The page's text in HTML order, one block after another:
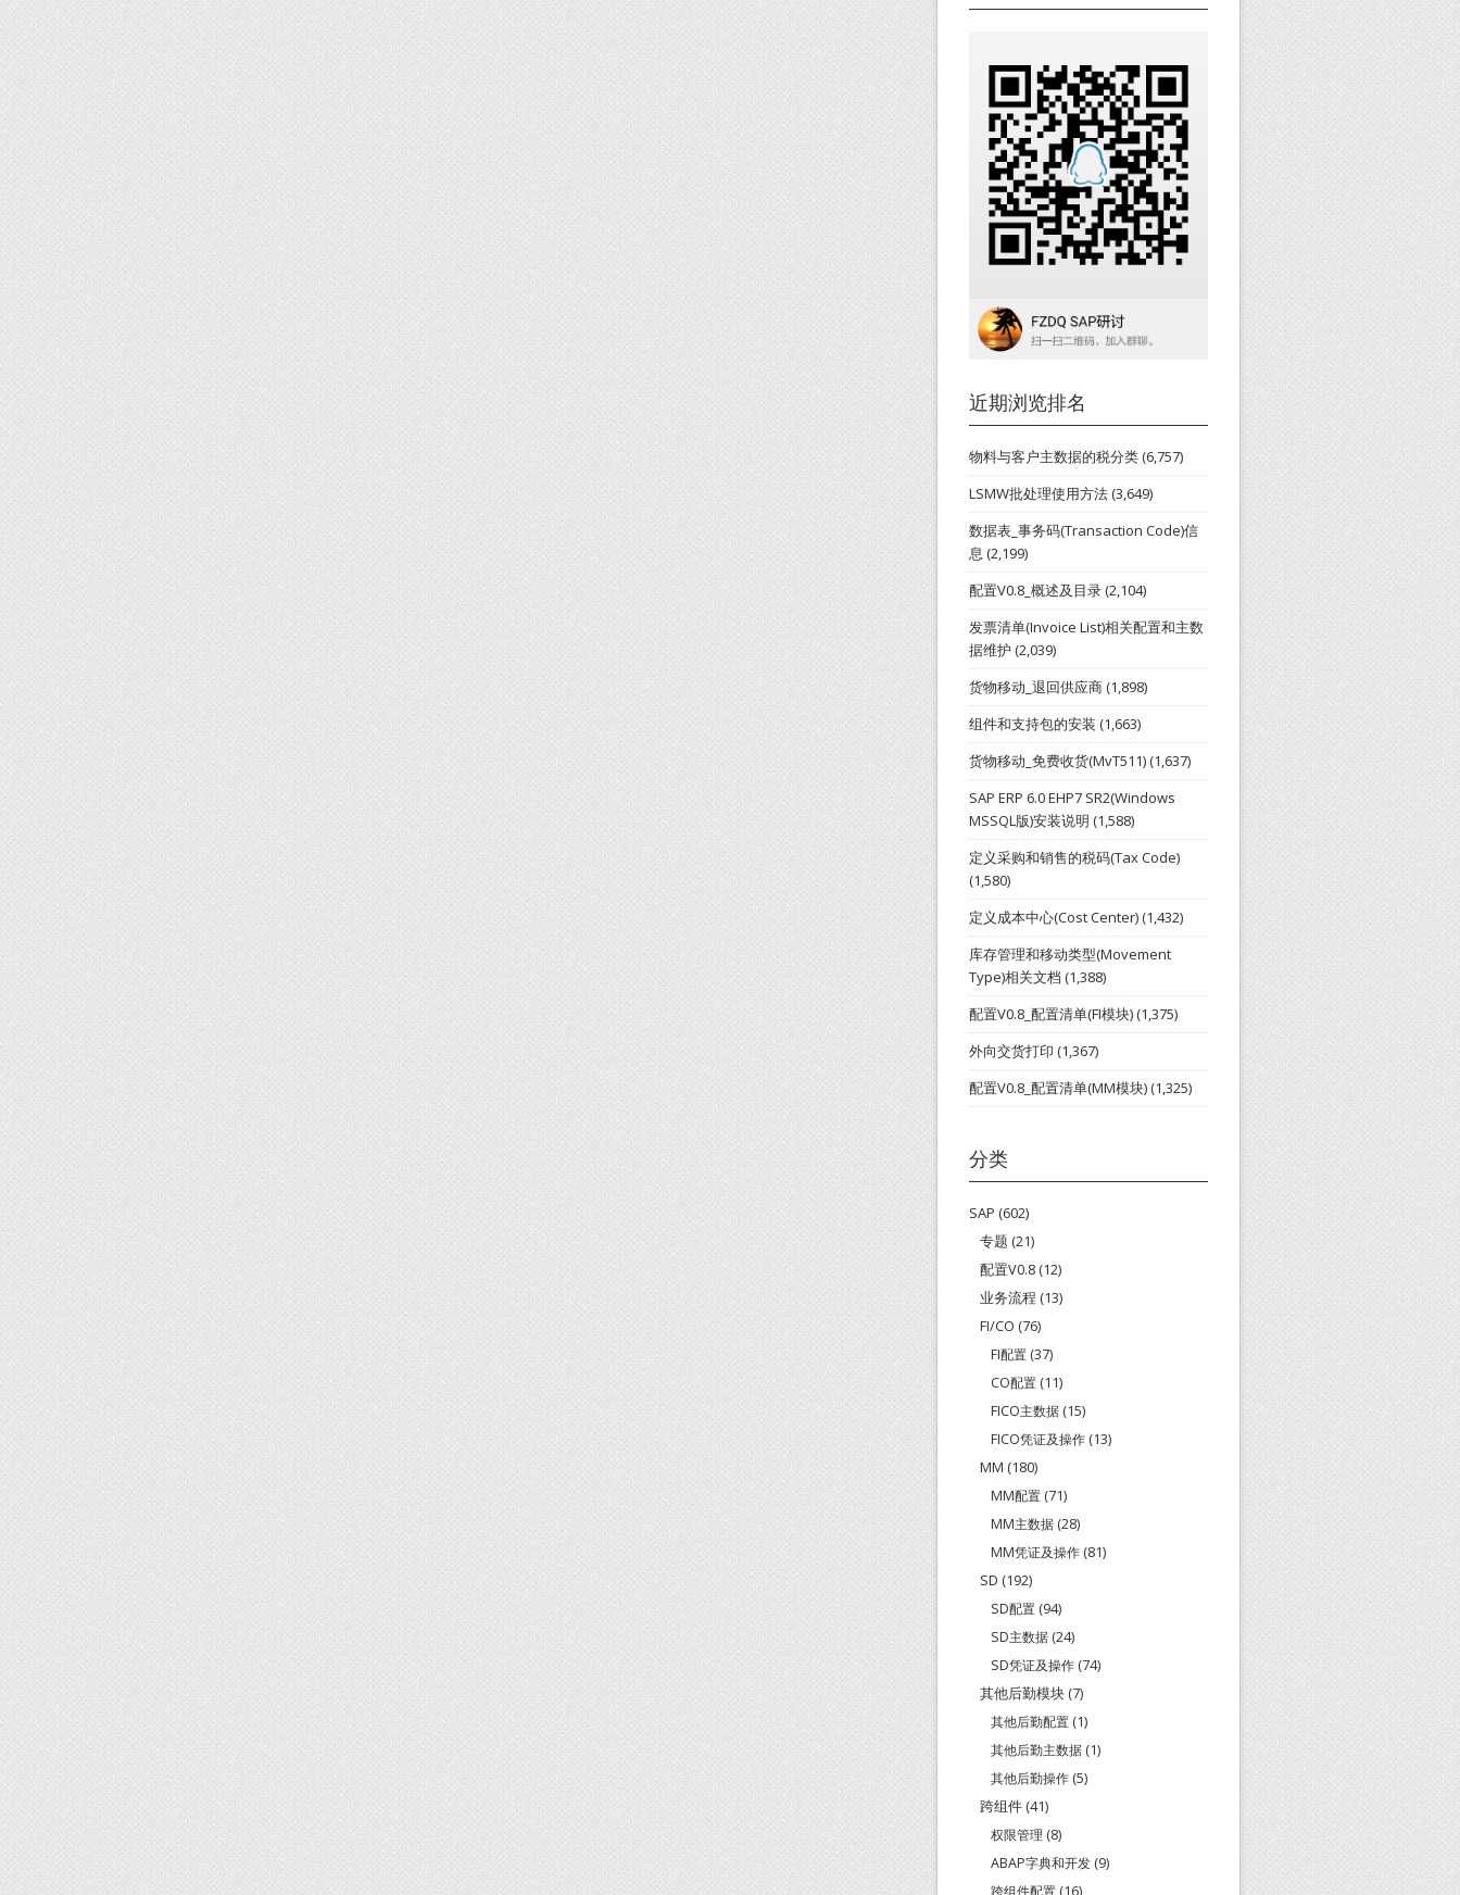
近期浏览排名
物料与客户主数据的税分类(6,757)
LSMW批处理使用方法(3,649)
数据表_事务码(Transaction Code)信
息 (2,199)
配置V0.8_概述及目录(2,104)
发票清单(Invoice List)相关配置和主数
据维护 (2,039)
货物移动_退回供应商(1,898)
组件和支持包的安装 (1,663)
货物移动_免费收货(MvT511)(1,637)
SAP ERP 6.0 EHP7 SR2(Windows
MSSQL版)安装说明 (1,588)
定义采购和销售的税码(Tax Code)
(1,580)
定义成本中心(Cost Center)(1,432)
库存管理和移动类型(Movement
Type)相关文档 (1,388)
配置V0.8_配置清单(FI模块)(1,375)
外向交货打印 (1,367)
配置V0.8_配置清单(MM模块)(1,325)
分类
SAP (602)
专题 (21)
配置V0.8 (12)
业务流程 (13)
FI/CO (76)
FI配置 (37)
CO配置 (11)
FICO主数据 (15)
FICO凭证及操作 (13)
MM (180)
MM配置 (71)
MM主数据 (28)
MM凭证及操作 (81)
SD (192)
SD配置 (94)
SD主数据 (24)
SD凭证及操作 (74)
其他后勤模块 (7)
其他后勤配置 (1)
其他后勤主数据 (1)
其他后勤操作 (5)
跨组件 (41)
权限管理 (8)
ABAP字典和开发 (9)
跨组件配置 (16)